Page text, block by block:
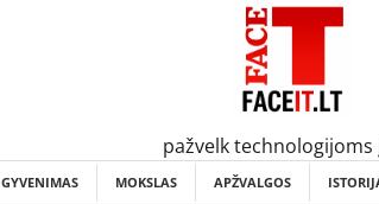
pažvelk technologijoms
GYVENIMAS MOKSLAS APŽVALGOS